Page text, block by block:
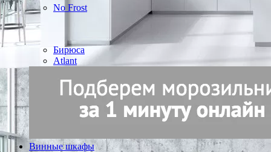
No Frost
Бирюса
Atlant
Винные шкафы